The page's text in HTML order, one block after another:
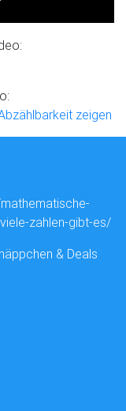
zeigen
zahlen-gibt-es/
& Deals